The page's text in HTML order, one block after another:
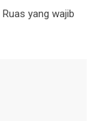
Ruas yang wajib